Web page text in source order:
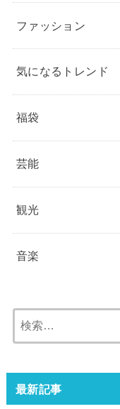
ファッション
気になるトレンド
福袋
芸能
観光
音楽
最新記事